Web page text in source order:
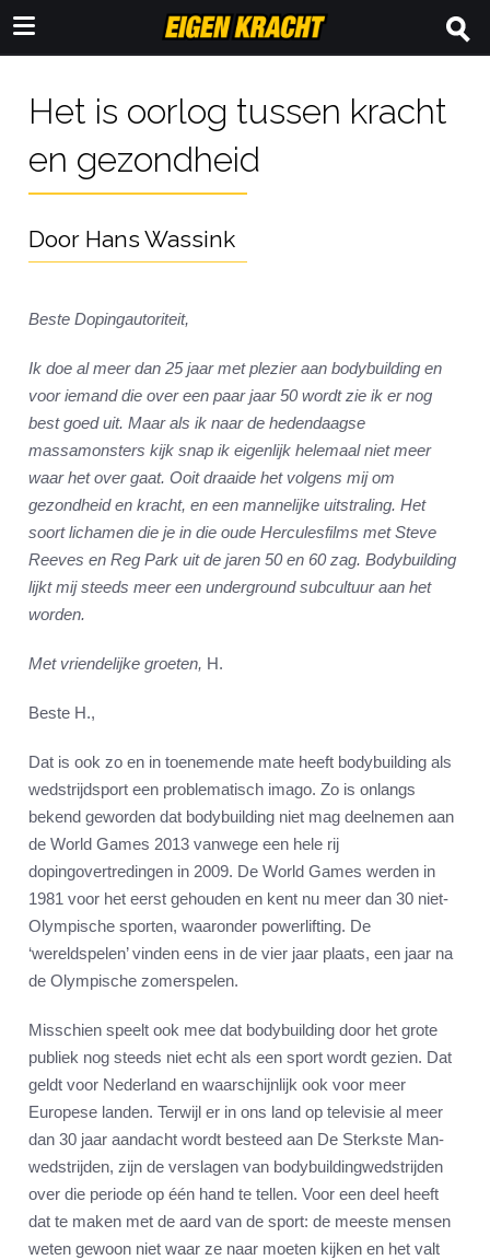
Het is oorlog tussen kracht
en gezondheid
Door Hans Wassink
Beste Dopingautoriteit,
Ik doe al meer dan 25 jaar met plezier aan bodybuilding en
voor iemand die over een paar jaar 50 wordt zie ik er nog
best goed uit. Maar als ik naar de hedendaagse
massamonsters kijk snap ik eigenlijk helemaal niet meer
waar het over gaat. Ooit draaide het volgens mij om
gezondheid en kracht, en een mannelijke uitstraling. Het
soort lichamen die je in die oude Herculesfilms met Steve
Reeves en Reg Park uit de jaren 50 en 60 zag. Bodybuilding
lijkt mij steeds meer een underground subcultuur aan het
worden.
Met vriendelijke groeten, H.
Beste H.,
Dat is ook zo en in toenemende mate heeft bodybuilding als
wedstrijdsport een problematisch imago. Zo is onlangs
bekend geworden dat bodybuilding niet mag deelnemen aan
de World Games 2013 vanwege een hele rij
dopingovertredingen in 2009. De World Games werden in
1981 voor het eerst gehouden en kent nu meer dan 30 niet-
Olympische sporten, waaronder powerlifting. De
‘wereldspelen’ vinden eens in de vier jaar plaats, een jaar na
de Olympische zomerspelen.
Misschien speelt ook mee dat bodybuilding door het grote
publiek nog steeds niet echt als een sport wordt gezien. Dat
geldt voor Nederland en waarschijnlijk ook voor meer
Europese landen. Terwijl er in ons land op televisie al meer
dan 30 jaar aandacht wordt besteed aan De Sterkste Man-
wedstrijden, zijn de verslagen van bodybuildingwedstrijden
over die periode op één hand te tellen. Voor een deel heeft
dat te maken met de aard van de sport: de meeste mensen
weten gewoon niet waar ze naar moeten kijken en het valt